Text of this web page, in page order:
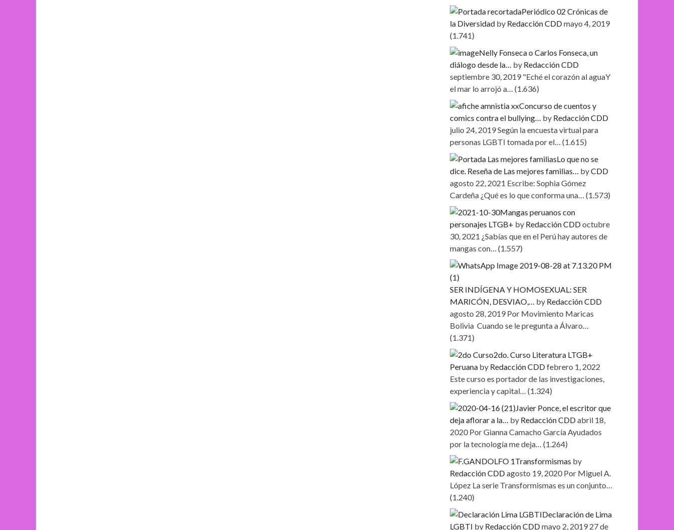
Periódico 02 Crónicas de
la Diversidad by Redacción CDDmayo 4, 2019
(1.741)
Nelly Fonseca o Carlos Fonseca, un
diálogo desde la… by Redacción CDD
septiembre 30, 2019 "Eché el corazón al aguaY
el mar lo arrojó a… (1.636)
Concurso de cuentos y
comics contra el bullying… by Redacción CDD
julio 24, 2019Según la encuesta virtual para
personas LGBTI tomada por el… (1.615)
Lo que no se
dice. Reseña de Las mejores familias… byCDD
agosto 22, 2021 Escribe: Sophia Gómez
Cardeña ¿Qué es lo que conforma una… (1.573)
Mangas peruanos con
personajes LTGB+ by Redacción CDDoctubre
30, 2021 ¿Sabías que en el Perú hay autores de
mangas con… (1.557)
SER INDÍGENA Y HOMOSEXUAL: SER
MARICÓN, DESVIAO,… by Redacción CDD
agosto 28, 2019 Por Movimiento Maricas
Bolivia Cuando se le pregunta a Álvaro…
(1.371)
2do. Curso Literatura LTGB+
Peruana by Redacción CDDfebrero 1, 2022
Este curso es portador de las investigaciones,
experiencia y capital… (1.324)
Javier Ponce, el escritor que
deja aflorar a la… by Redacción CDDabril 18,
2020 Por Gianna Camacho García Ayudados
por la tecnología me deja… (1.264)
Transformismas by
Redacción CDDagosto 19, 2020 Por Miguel A.
López La serie Transformismas es un conjunto…
(1.240)
Declaración de Lima
LGBTI by Redacción CDDmayo 2, 2019 27 de